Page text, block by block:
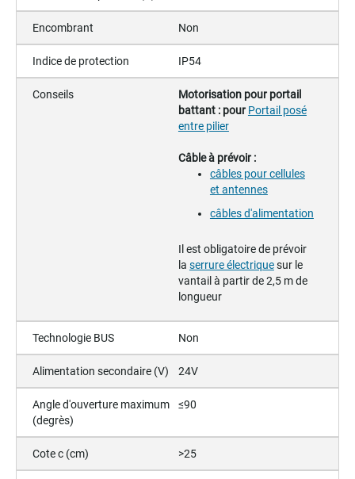
Encombrant Non
Indice de protection IP54
Conseils
Motorisation pour portail
battant : pour Portail posé
entre pilier
Câble à prévoir :
câbles pour cellules
et antennes
câbles d'alimentation
Il est obligatoire de prévoir
la serrure électriquesur le
vantail à partir de 2,5 m de
longueur
Technologie BUS Non
Alimentation secondaire (V) 24V
Angle d'ouverture maximum
(degrès)
≤90
Cote c (cm) >25